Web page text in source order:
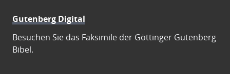
Gutenberg Digital
Besuchen Sie das Faksimile der Göttinger Gutenberg
Bibel.